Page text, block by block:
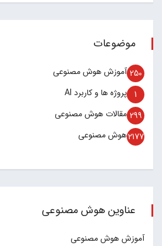
موضوعات
آموزش هوش مصنوعی 250
پروژه ها و کاربرد AI 1
مقالات هوش مصنوعی 299
هوش مصنوعی2177
عناوین هوش مصنوعی
آموزش هوش مصنوعی